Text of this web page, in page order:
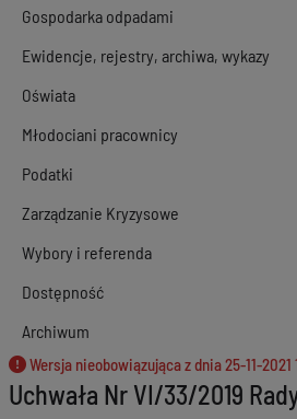
Gospodarka odpadami
Ewidencje, rejestry, archiwa, wykazy
Oświata
Młodociani pracownicy
Podatki
Zarządzanie Kryzysowe
Wybory i referenda
Dostępność
Archiwum
Wersja nieobowiązująca z dnia25-11-2021
Uchwała Nr VI/33/2019